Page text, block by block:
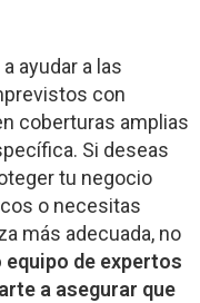
ayudar a las
con
coberturas amplias
Si deseas
tu negocio
o necesitas
más adecuada, no
equipo de expertos
a asegurar que